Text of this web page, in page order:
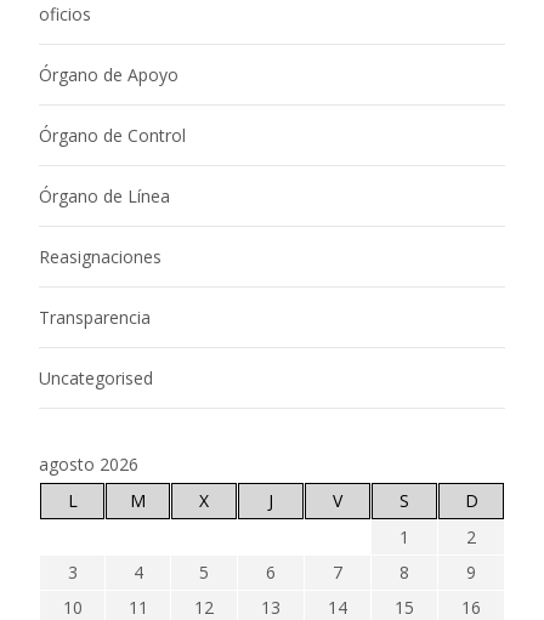
oficios
Órgano de Apoyo
Órgano de Control
Órgano de Línea
Reasignaciones
Transparencia
Uncategorised
agosto 2026
L
M X J V S
D
1
2
3
4 5 6 7 8
9
10
11 12 13 14 15
16